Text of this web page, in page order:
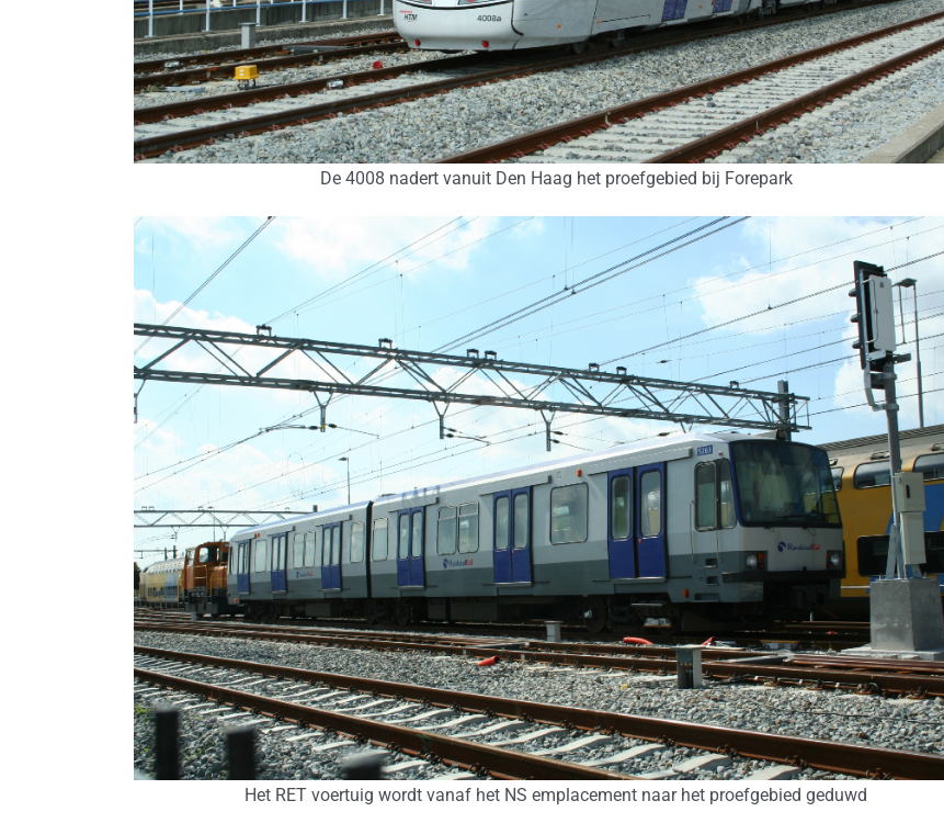
De 4008 nadert vanuit Den Haag het proefgebied bij Forepark
Het RET voertuig wordt vanaf het NS emplacement naar het proefgebied geduwd